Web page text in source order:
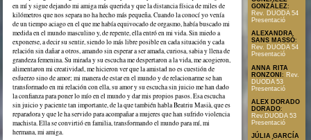
en mí y sigue dejando mi amiga más querida y que la distancia física de miles de
kilómetros que nos separa no ha hecho más pequeña. Cuando la conocí yo venía
de un tiempo aciago en el que me había equivocado de orgasmo, había buscado mi
medida en el mundo masculino y, de repente, ella entró en mi vida. Sin miedo a
exponerse, a decir su sentir, siendo lo más libre posible en cada situación y cada
relación sin dañar a otros, amando sin esperar a ser amada, curiosa, sabia y llena de
grandeza femenina. Su mirada y su escucha me despertaron a la vida, me acogieron,
alimentaron mi creatividad, me hicieron ver que la amistad no es cuestión de
esfuerzo sino de amor; mi manera de estar en el mundo y de relacionarme se han
transformado en mi relación con ella, su amor y su escucha sin juicio me han dado
la confianza para poner lo mío en el mundo y dar mis propios pasos. Esa escucha
sin juicio y paciente tan importante, de la que también habla Beatriu Masià, que es
reparadora y que le ha servido para acompañar a mujeres que han sufrido violencia
machista. Ella se convirtió en familia, transformando el mundo para mí, mi
hermana, mi amiga.
GONZÁLEZ:
Rev. DUODA 54
Presentació
ALEXANDRA
SANS MASSÓ:
Rev. DUODA 54
Presentació
ANNA RITA
RONZONI : Rev.
DUODA 53
Presentació
ALEX DORADO
DORADO:
Rev.DUODA 53
Presentació
JÚLIA GARCÍA